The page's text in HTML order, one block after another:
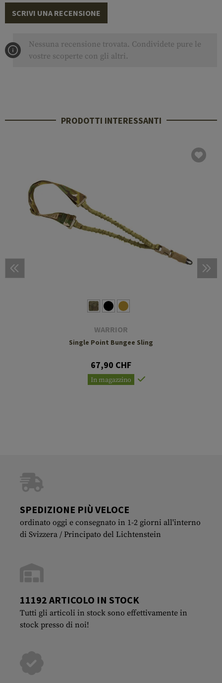
SCRIVI UNA RECENSIONE
Nessuna recensione trovata. Condividete pure le
vostre scoperte con gli altri.
PRODOTTI INTERESSANTI
WARRIOR
Single Point Bungee Sling
67,90 CHF
In magazzino
SPEDIZIONE PIÙ VELOCE
ordinato oggi e consegnato in 1-2 giorni all'interno
di Svizzera / Principato del Lichtenstein
11192 ARTICOLO IN STOCK
Tutti gli articoli in stock sono effettivamente in
stock presso di noi!